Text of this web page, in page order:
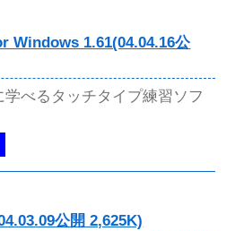
Windows 1.61(04.04.16公
べるタッチタイプ練習ソフ
公開 2,625K)